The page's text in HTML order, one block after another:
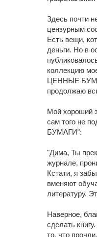
Здесь почти
цензурным
Есть вещи,
деньги. Но в
коллекцию
ЦЕННЫЕ
продолжаю
Мой хороший
сам того не
БУМАГИ":
"Дима, Ты
журнале,
Кстати, я
вменяют
литературу.
Наверное,
сделать
то, что